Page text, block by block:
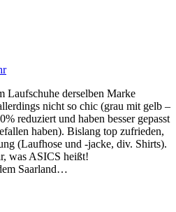
Laufschuhe derselben Marke
nicht so chic (grau mit gelb –
reduziert und haben besser gepasst
haben). Bislang top zufrieden,
(Laufhose und -jacke, div. Shirts).
was ASICS heißt!
Saarland…